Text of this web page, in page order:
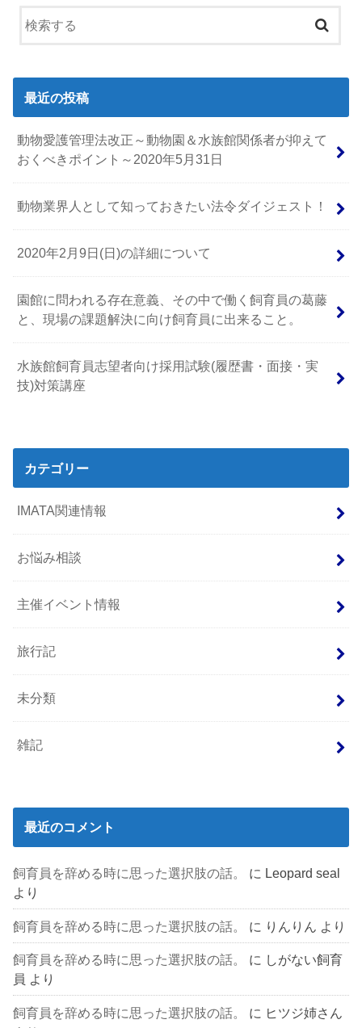
最近の投稿
動物愛護管理法改正～動物園＆水族館関係者が抑えて
おくべきポイント～2020年5月31日
動物業界人として知っておきたい法令ダイジェスト！
2020年2月9日(日)の詳細について
園館に問われる存在意義、その中で働く飼育員の葛藤
と、現場の課題解決に向け飼育員に出来ること。
水族館飼育員志望者向け採用試験(履歴書・面接・実
技)対策講座
カテゴリー
IMATA関連情報
お悩み相談
主催イベント情報
旅行記
未分類
雑記
最近のコメント
飼育員を辞める時に思った選択肢の話。 に Leopard seal
より
飼育員を辞める時に思った選択肢の話。 に りんりん より
飼育員を辞める時に思った選択肢の話。 に しがない飼育
員 より
飼育員を辞める時に思った選択肢の話。 に ヒツジ姉さん